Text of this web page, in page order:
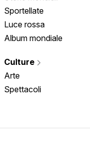
Sportellate
Luce rossa
Album mondiale
Culture
Arte
Spettacoli